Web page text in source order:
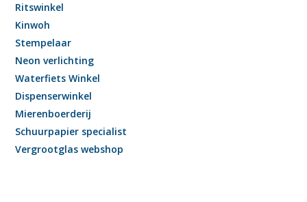
Ritswinkel
Kinwoh
Stempelaar
Neon verlichting
Waterfiets Winkel
Dispenserwinkel
Mierenboerderij
Schuurpapier specialist
Vergrootglas webshop